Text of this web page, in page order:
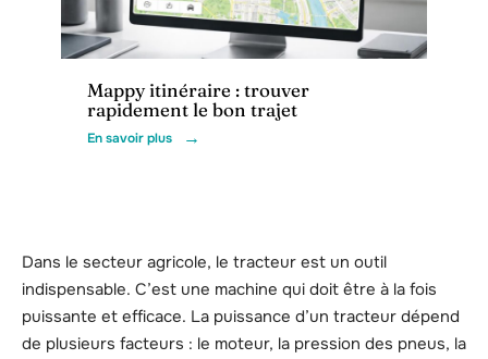
Actu
Mappy itinéraire : trouver
rapidement le bon trajet
En savoir plus
Dans le secteur agricole, le tracteur est un outil
indispensable. C’est une machine qui doit être à la fois
puissante et efficace. La puissance d’un tracteur dépend
de plusieurs facteurs : le moteur, la pression des pneus, la